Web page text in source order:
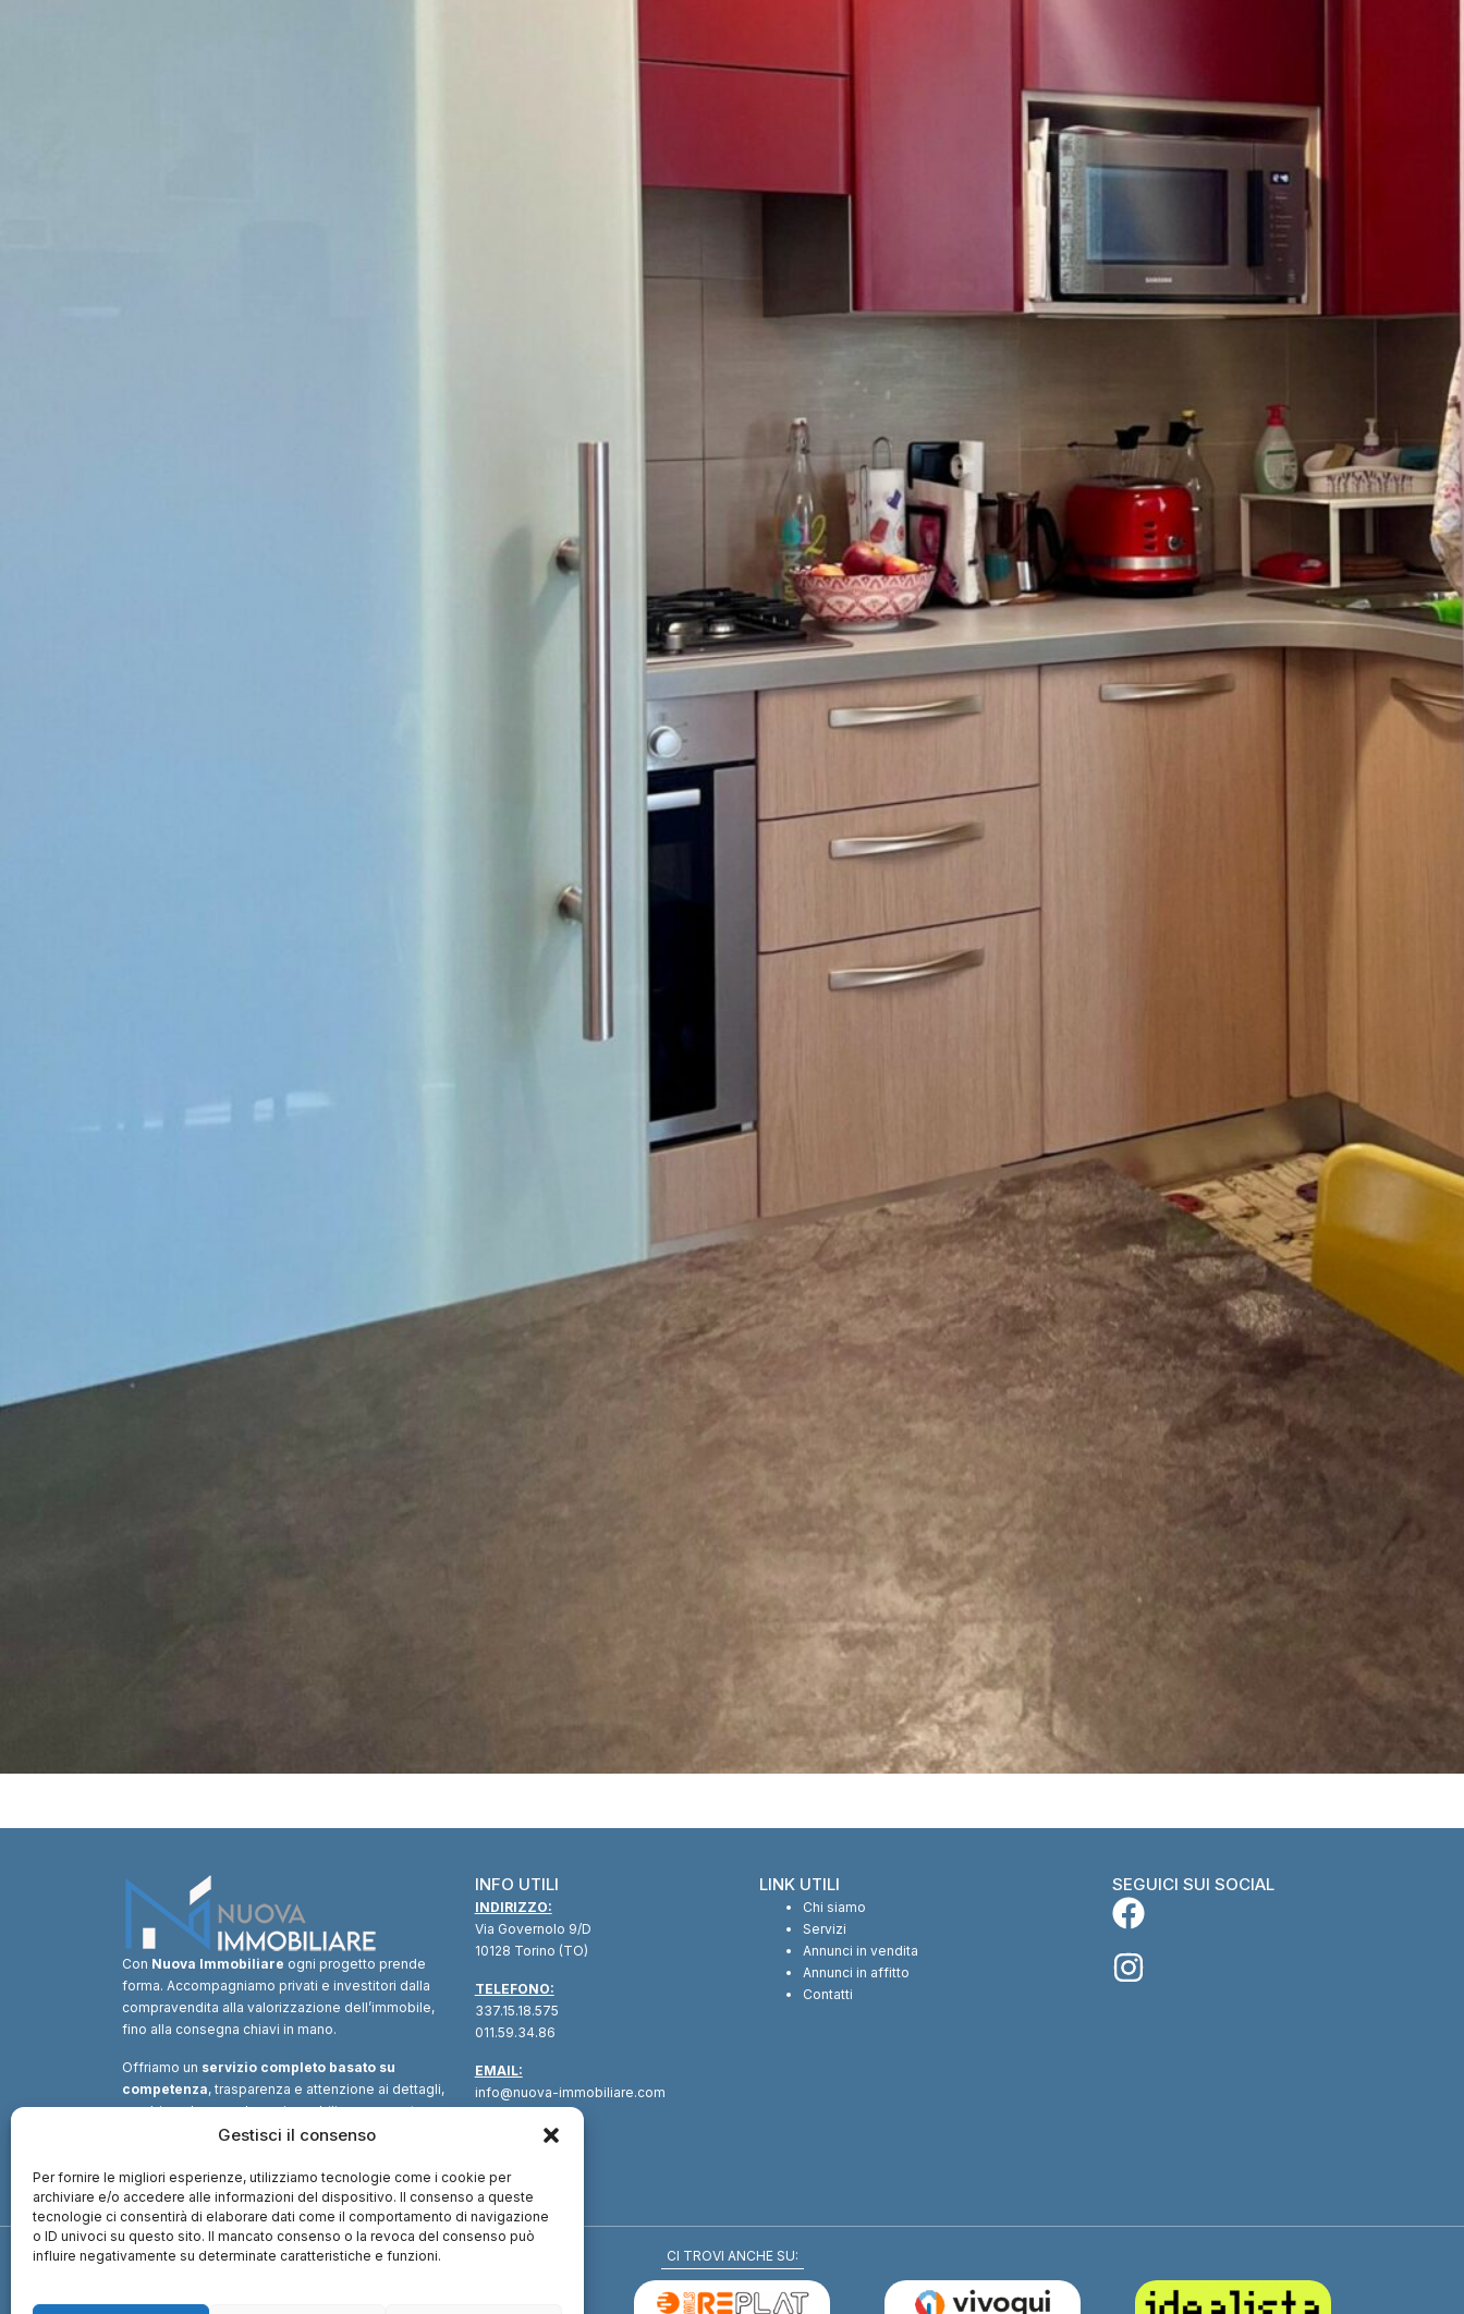
Gestisci il consenso
Per fornire le migliori esperienze, utilizziamo tecnologie come i cookie per
archiviare e/o accedere alle informazioni del dispositivo. Il consenso a queste
tecnologie ci consentirà di elaborare dati come il comportamento di navigazione
o ID univoci su questo sito. Il mancato consenso o la revoca del consenso può
influire negativamente su determinate caratteristiche e funzioni.
Con Nuova Immobiliare ogni progetto prende
forma. Accompagniamo privati e investitori dalla
compravendita alla valorizzazione dell’immobile,
fino alla consegna chiavi in mano.
Offriamo un servizio completo basato su
competenza, trasparenza e attenzione ai dettagli,
combinando consulenza immobiliare, supporto
tecnico e soluzioni finanziarie.Un unico
valore.
INFO UTILI
INDIRIZZO:
Via Governolo 9/D
10128 Torino (TO)
TELEFONO:
337.15.18.575
011.59.34.86
EMAIL:
info@nuova-immobiliare.com
LINK UTILI
Chi siamo
Servizi
Annunci in vendita
Annunci in affitto
Contatti
SEGUICI SUI SOCIAL
CI TROVI ANCHE SU: